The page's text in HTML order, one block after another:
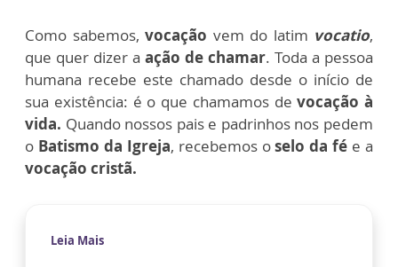
Como sabemos, vocação vem do latim vocatio,
que quer dizer a ação de chamar. Toda a pessoa
humana recebe este chamado desde o início de
sua existência: é o que chamamos devocação à
vida. Quando nossos pais e padrinhos nos pedem
o Batismo da Igreja, recebemos oselo da fé e a
vocação cristã.
Leia Mais